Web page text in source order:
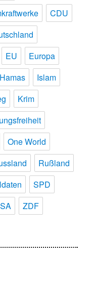
CDU
EU
Europa
Hamas
Islam
Krim
One World
Rußland
SPD
ZDF